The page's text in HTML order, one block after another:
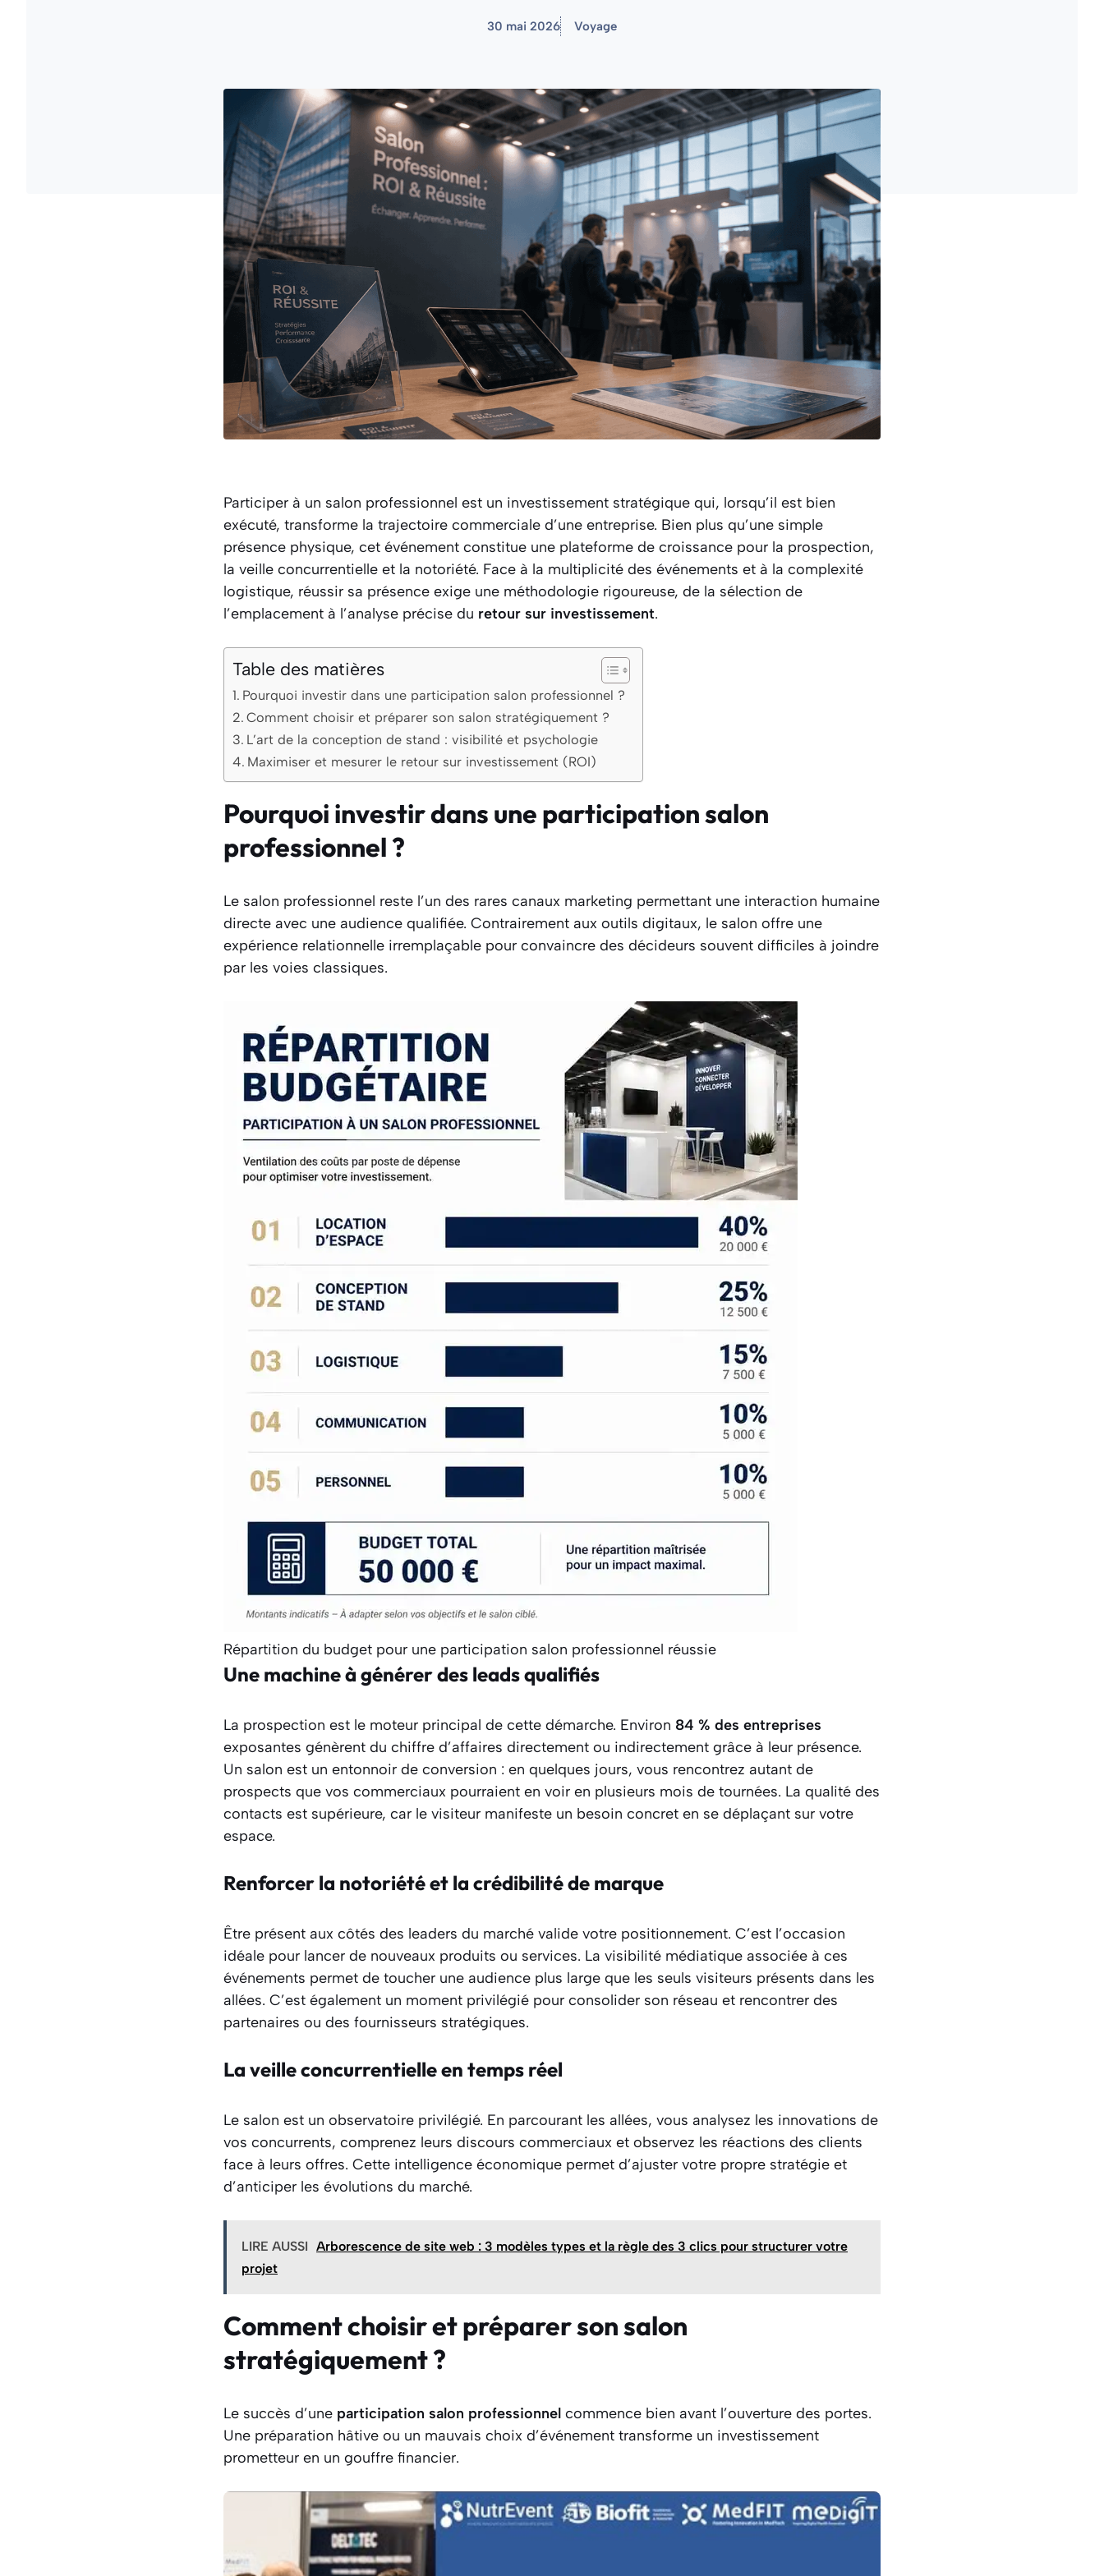
30 mai 2026 Voyage
Participer à un salon professionnel est un investissement stratégique qui, lorsqu’il est bien
exécuté, transforme la trajectoire commerciale d’une entreprise. Bien plus qu’une simple
présence physique, cet événement constitue une plateforme de croissance pour la prospection,
la veille concurrentielle et la notoriété. Face à la multiplicité des événements et à la complexité
logistique, réussir sa présence exige une méthodologie rigoureuse, de la sélection de
l’emplacement à l’analyse précise du retour sur investissement.
Table des matières
Pourquoi investir dans une participation salon professionnel ?
Comment choisir et préparer son salon stratégiquement ?
L’art de la conception de stand : visibilité et psychologie
Maximiser et mesurer le retour sur investissement (ROI)
Pourquoi investir dans une participation salon
professionnel ?
Le salon professionnel reste l’un des rares canaux marketing permettant une interaction humaine
directe avec une audience qualifiée. Contrairement aux outils digitaux, le salon offre une
expérience relationnelle irremplaçable pour convaincre des décideurs souvent difficiles à joindre
par les voies classiques.
Répartition du budget pour une participation salon professionnel réussie
Une machine à générer des leads qualifiés
La prospection est le moteur principal de cette démarche. Environ 84 % des entreprises
exposantes génèrent du chiffre d’affaires directement ou indirectement grâce à leur présence.
Un salon est un entonnoir de conversion : en quelques jours, vous rencontrez autant de
prospects que vos commerciaux pourraient en voir en plusieurs mois de tournées. La qualité des
contacts est supérieure, car le visiteur manifeste un besoin concret en se déplaçant sur votre
espace.
Renforcer la notoriété et la crédibilité de marque
Être présent aux côtés des leaders du marché valide votre positionnement. C’est l’occasion
idéale pour lancer de nouveaux produits ou services. La visibilité médiatique associée à ces
événements permet de toucher une audience plus large que les seuls visiteurs présents dans les
allées. C’est également un moment privilégié pour consolider son réseau et rencontrer des
partenaires ou des fournisseurs stratégiques.
La veille concurrentielle en temps réel
Le salon est un observatoire privilégié. En parcourant les allées, vous analysez les innovations de
vos concurrents, comprenez leurs discours commerciaux et observez les réactions des clients
face à leurs offres. Cette intelligence économique permet d’ajuster votre propre stratégie et
d’anticiper les évolutions du marché.
LIRE AUSSI Arborescence de site web : 3 modèles types et la règle des 3 clics pour structurer votre
projet
Comment choisir et préparer son salon
stratégiquement ?
Le succès d’une participation salon professionnel commence bien avant l’ouverture des portes.
Une préparation hâtive ou un mauvais choix d’événement transforme un investissement
prometteur en un gouffre financier.